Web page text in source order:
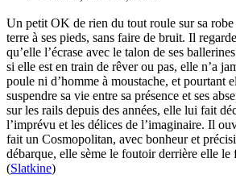
Un petit OK de rien du tout roule sur sa
terre à ses pieds, sans faire de bruit. Il
qu’elle l’écrase avec le talon de ses
si elle est en train de rêver ou pas, elle n’a
poule ni d’homme à moustache, et pourtant
suspendre sa vie entre sa présence et ses
sur les rails depuis des années, elle lui fait
l’imprévu et les délices de l’imaginaire. Il
fait un Cosmopolitan, avec bonheur et
débarque, elle sème le foutoir derrière elle le
(Slatkine)